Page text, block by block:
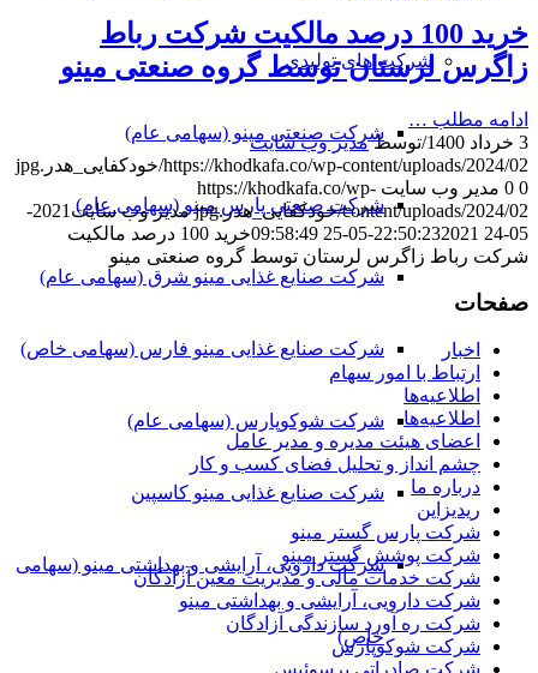
شرکت های تولیدی
شرکت صنعتی مینو (سهامی عام)
شرکت صنعتی پارس مینو (سهامی عام)
شرکت صنایع غذایی مینو شرق (سهامی عام)
شرکت صنایع غذایی مینو فارس (سهامی خاص)
شرکت شوکوپارس (سهامی عام)
شرکت صنایع غذایی مینو کاسپین
شرکت دارویی، آرایشی و بهداشتی مینو (سهامی
خاص)
خرید 100 درصد مالکیت شرکت رباط
زاگرس لرستان توسط گروه صنعتی مینو
ادامه مطلب …
3 خرداد 1400
/توسطمدیر وب سایت
https://khodkafa.co/wp-content/uploads/2024/02/خودکفایی_هدر.jpg
0 0 مدیر وب سایت https://khodkafa.co/wp-
content/uploads/2024/02/خودکفایی_هدر.jpg
مدیر وب سایت
2021-
05-24 22:50:23
2021-05-25 09:58:49
خرید 100 درصد مالکیت
شرکت رباط زاگرس لرستان توسط گروه صنعتی مینو
صفحات
اخبار
ارتباط با امور سهام
اطلاعیه‌ها
اطلاعیه‌ها
اعضای هیئت مدیره و مدیر عامل
چشم انداز و تحلیل فضای کسب و کار
درباره ما
ریدیزاین
شرکت پارس گستر مینو
شرکت پوشش گستر مینو
شرکت خدمات مالی و مدیریت معین آزادگان
شرکت دارویی، آرایشی و بهداشتی مینو
شرکت ره آورد سازندگی آزادگان
شرکت شوکوپارس